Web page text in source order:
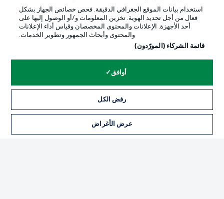
إدارة التفضيلات بيان الخصوصية
الوظائف
استخدام بيانات الموقع الجغرافي الدقيقة. فحص خصائص الجهاز بشكل
فعال من أجل تحديد الهوية. تخزين المعلومات و/أو الوصول إليها على
أحد الأجهزة. الإعلانات والمحتوى المخصصان وقياس أداء الإعلانات
والمحتوى وأبحاث الجمهور وتطوير الخدمات.
قائمة الشركاء (المورّدون)
أوافق
رفض الكل
عرض الأغراض